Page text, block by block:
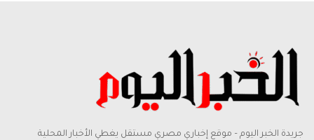
جريدة الخبر اليوم – موقع إخباري مصري مستقل يغطي الأخبار المحلية